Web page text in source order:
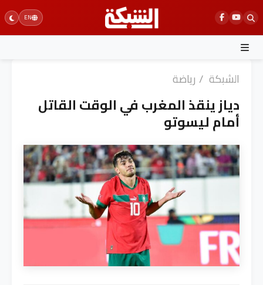
Skip
to
content
EN
الشبكة / رياضة
دياز ينقذ المغرب في الوقت القاتل
أمام ليسوتو